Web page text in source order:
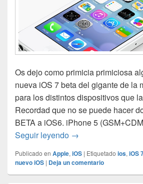
Os dejo como primicia primiciosa
nueva iOS 7 beta del gigante de la
para los distintos dispositivos que
Recordad que no se puede hacer
BETA a iOS6. iPhone 5
Seguir leyendo iOS 7 beta1
→
Publicado en Apple, iOS | Etiquetado ios, iOS
nuevo iOS | Deja un comentario